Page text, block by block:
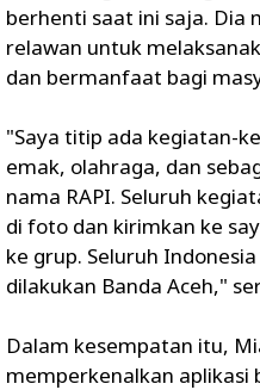
berhenti saat ini saja. Dia
relawan untuk
dan bermanfaat bagi
"Saya titip ada kegiatan-
emak, olahraga, dan
nama RAPI. Seluruh
di foto dan kirimkan ke
ke grup. Seluruh
dilakukan Banda Aceh,"
Dalam kesempatan itu,
memperkenalkan aplikasi